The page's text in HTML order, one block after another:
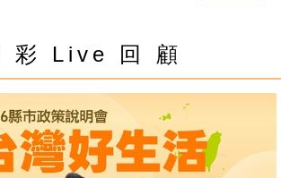
彩 Live 回 顧